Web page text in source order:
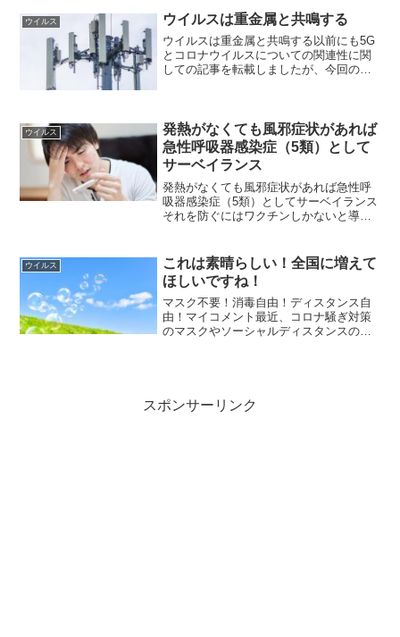
道...
ウイルス ウイルスは重金属と共鳴する
ウイルスは重金属と共鳴する以前にも5G
とコロナウイルスについての関連性に関
しての記事を転載しましたが、今回の記
ビス...
ウイルス
発熱がなくても風邪症状があれば
急性呼吸器感染症（5類）として
サーベイランス
発熱がなくても風邪症状があれば急性呼
吸器感染症（5類）としてサーベイランス
それを防ぐにはワクチンしかないと導入
しまいました。 『急性呼吸器感染症を5
類にするだと？！ ...
ウイルス
これは素晴らしい！全国に増えて
ほしいですね！
マスク不要！消毒自由！ディスタンス自
由！マイコメント最近、コロナ騒ぎ対策
のマスクやソーシャルディスタンスの欺
スポンサーリンク